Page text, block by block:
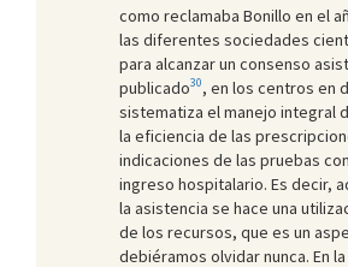
como reclamaba Bonillo en el
las diferentes sociedades
para alcanzar un consenso
publicado30, en los centros en
sistematiza el manejo integral
la eficiencia de las
indicaciones de las pruebas
ingreso hospitalario. Es decir,
la asistencia se hace una
de los recursos, que es un
debiéramos olvidar nunca. En